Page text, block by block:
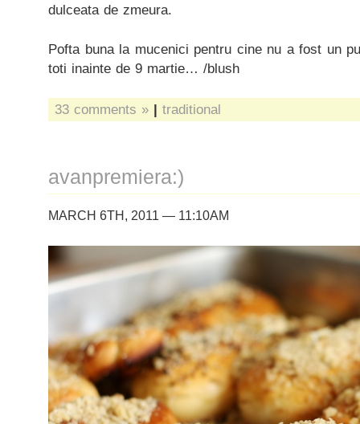
dulceata de zmeura.
Pofta buna la mucenici pentru cine nu a fost un
toti inainte de 9 martie… /blush
33 comments » | traditional
avanpremiera:)
MARCH 6TH, 2011 — 11:10AM